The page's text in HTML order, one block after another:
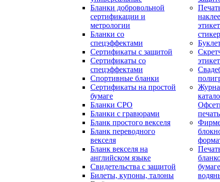
Бланки добровольной
сертификации и
метрологии
Бланки со
спецэффектами
Сертификаты с защитой
Сертификаты со
спецэффектами
Спортивные бланки
Cертификаты на простой
бумаге
Бланки СРО
Бланки с гравюрами
Бланк простого векселя
Бланк переводного
векселя
Бланк векселя на
английском языке
Свидетельства с защитой
Билеты, купоны, талоны
печать